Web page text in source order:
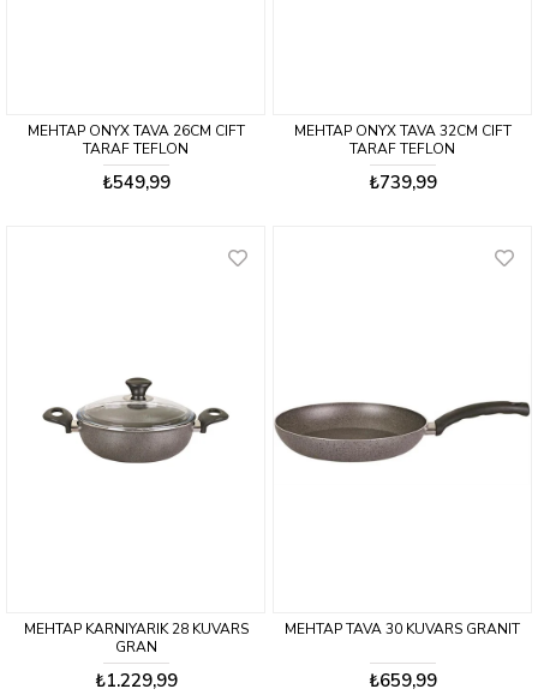
MEHTAP ONYX TAVA 26CM CIFT
TARAF TEFLON
₺549,99
MEHTAP ONYX TAVA 32CM CIFT
TARAF TEFLON
₺739,99
MEHTAP KARNIYARIK 28 KUVARS
GRAN
₺1.229,99
MEHTAP TAVA 30 KUVARS GRANIT
₺659,99